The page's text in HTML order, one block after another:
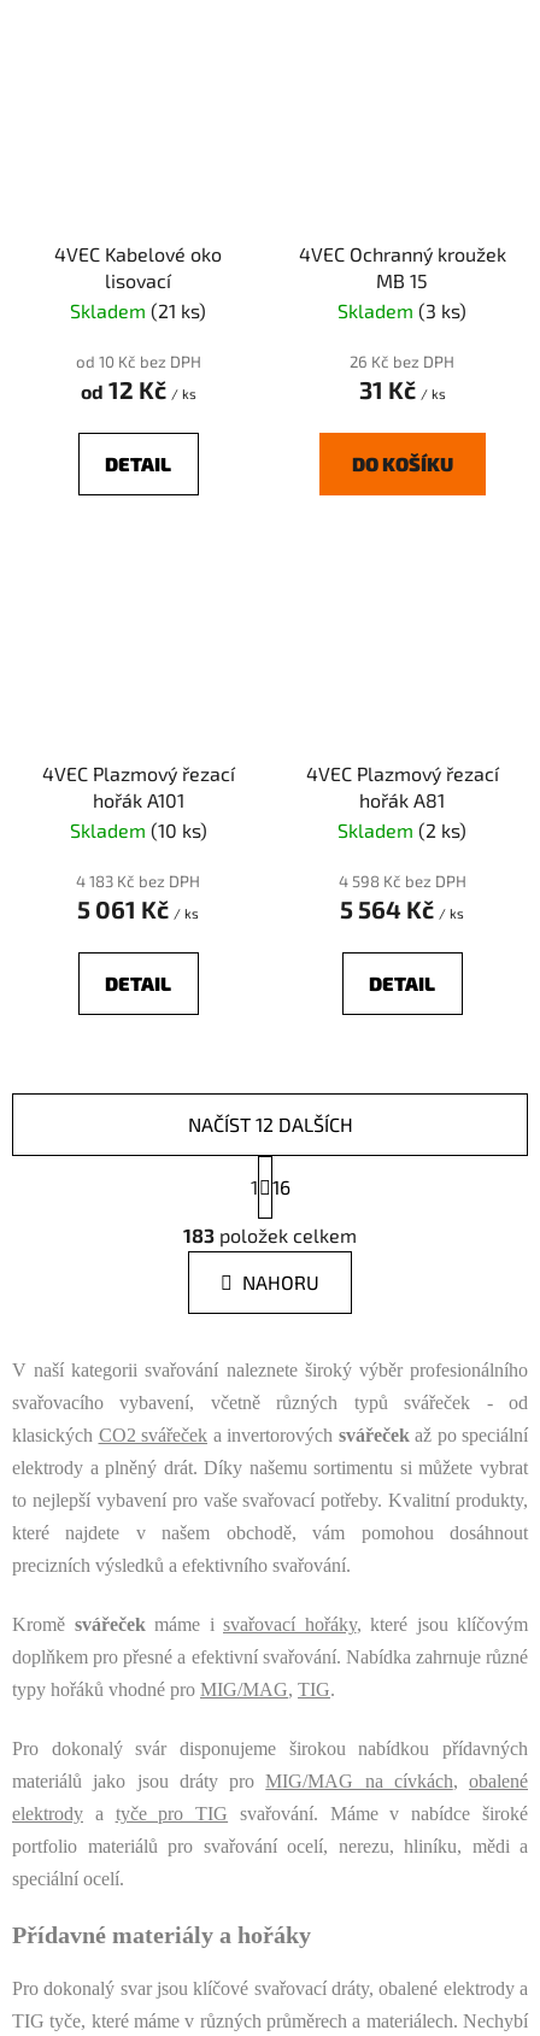
4VEC Kabelové oko
lisovací
Skladem (21 ks)
od 10 Kč bez DPH
od 12 Kč / ks
DETAIL
4VEC Ochranný kroužek
MB 15
Skladem (3 ks)
26 Kč bez DPH
31 Kč / ks
DO KOŠÍKU
4VEC Plazmový řezací
hořák A101
Skladem (10 ks)
4 183 Kč bez DPH
5 061 Kč / ks
DETAIL
4VEC Plazmový řezací
hořák A81
Skladem (2 ks)
4 598 Kč bez DPH
5 564 Kč / ks
DETAIL
O
v
á
d
c
p
r
v
k
y
v
i
s
u
NAČÍST 12 DALŠÍCH
S
t
r
á
n
k
n
1 16
183 položek celkem
NAHORU
V naší kategorii svařování naleznete široký výběr profesionálního
svařovacího vybavení, včetně různých typů svářeček - od
klasických CO2 svářeček a invertorových svářeček až po speciální
elektrody a plněný drát. Díky našemu sortimentu si můžete vybrat
to nejlepší vybavení pro vaše svařovací potřeby. Kvalitní produkty,
které najdete v našem obchodě, vám pomohou dosáhnout
precizních výsledků a efektivního svařování.
Kromě svářeček máme i svařovací hořáky, které jsou klíčovým
doplňkem pro přesné a efektivní svařování. Nabídka zahrnuje různé
typy hořáků vhodné pro MIG/MAG, TIG.
Pro dokonalý svár disponujeme širokou nabídkou přídavných
materiálů jako jsou dráty proMIG/MAG na cívkách, obalené
elektrody a tyče pro TIG svařování. Máme v nabídce široké
portfolio materiálů pro svařování ocelí, nerezu, hliníku, mědi a
speciální ocelí.
Přídavné materiály a hořáky
Pro dokonalý svar jsou klíčové svařovací dráty, obalené elektrody a
TIG tyče, které máme v různých průměrech a materiálech. Nechybí